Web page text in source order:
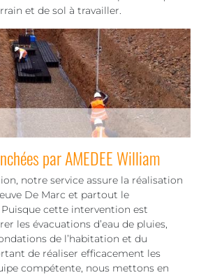
et de sol à travailler.
par AMEDEE William
notre service assure la réalisation
De Marc et partout le
cette intervention est
les évacuations d’eau de pluies,
de l’habitation et du
de réaliser efficacement les
compétente, nous mettons en